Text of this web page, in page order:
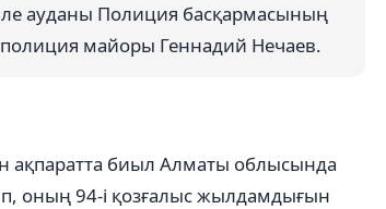
ауданы Полиция басқармасының
майоры Геннадий Нечаев.
ақпаратта биыл Алматы облысында
оның 94-і қозғалыс жылдамдығын